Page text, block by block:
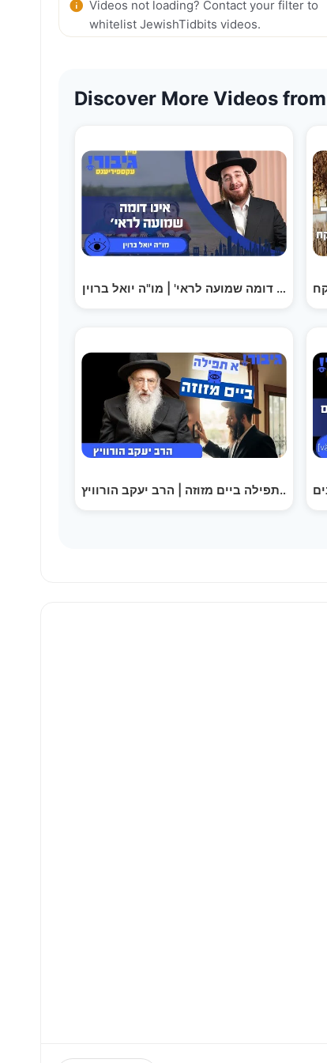
Videos not loading? Contact your filter to
whitelist JewishTidbits videos.
Discover More Videos
אינו דומה שמועה לראי' | מו"ה יואל ברוין
א תפילה ביים מזוזה | הרב יעקב הורוויץ